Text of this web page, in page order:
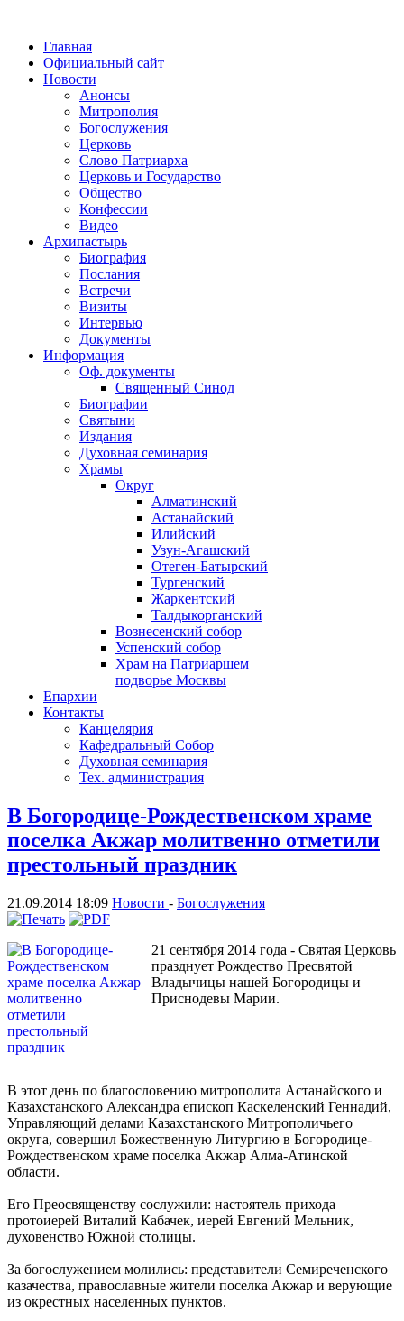
Главная
Официальный сайт
Новости
Анонсы
Митрополия
Богослужения
Церковь
Слово Патриарха
Церковь и Государство
Общество
Конфессии
Видео
Архипастырь
Биография
Послания
Встречи
Визиты
Интервью
Документы
Информация
Оф. документы
Священный Синод
Биографии
Святыни
Издания
Духовная семинария
Храмы
Округ
Алматинский
Астанайский
Илийский
Узун-Агашский
Отеген-Батырский
Тургенский
Жаркентский
Талдыкорганский
Вознесенский собор
Успенский собор
Храм на Патриаршем
подворье Москвы
Епархии
Контакты
Канцелярия
Кафедральный Собор
Духовная семинария
Тех. администрация
В Богородице-Рождественском храме
поселка Акжар молитвенно отметили
престольный праздник
21.09.2014 18:09 Новости - Богослужения
21 сентября 2014 года - Святая Церковь
празднует Рождество Пресвятой
Владычицы нашей Богородицы и
Приснодевы Марии.
В этот день по благословению митрополита Астанайского и
Казахстанского Александра епископ Каскеленский Геннадий,
Управляющий делами Казахстанского Митрополичьего
округа, совершил Божественную Литургию в Богородице-
Рождественском храме поселка Акжар Алма-Атинской
области.
Его Преосвященству сослужили: настоятель прихода
протоиерей Виталий Кабачек, иерей Евгений Мельник,
духовенство Южной столицы.
За богослужением молились: представители Семиреченского
казачества, православные жители поселка Акжар и верующие
из окрестных населенных пунктов.